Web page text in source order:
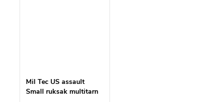
Mil Tec US assault
Small ruksak multitarn